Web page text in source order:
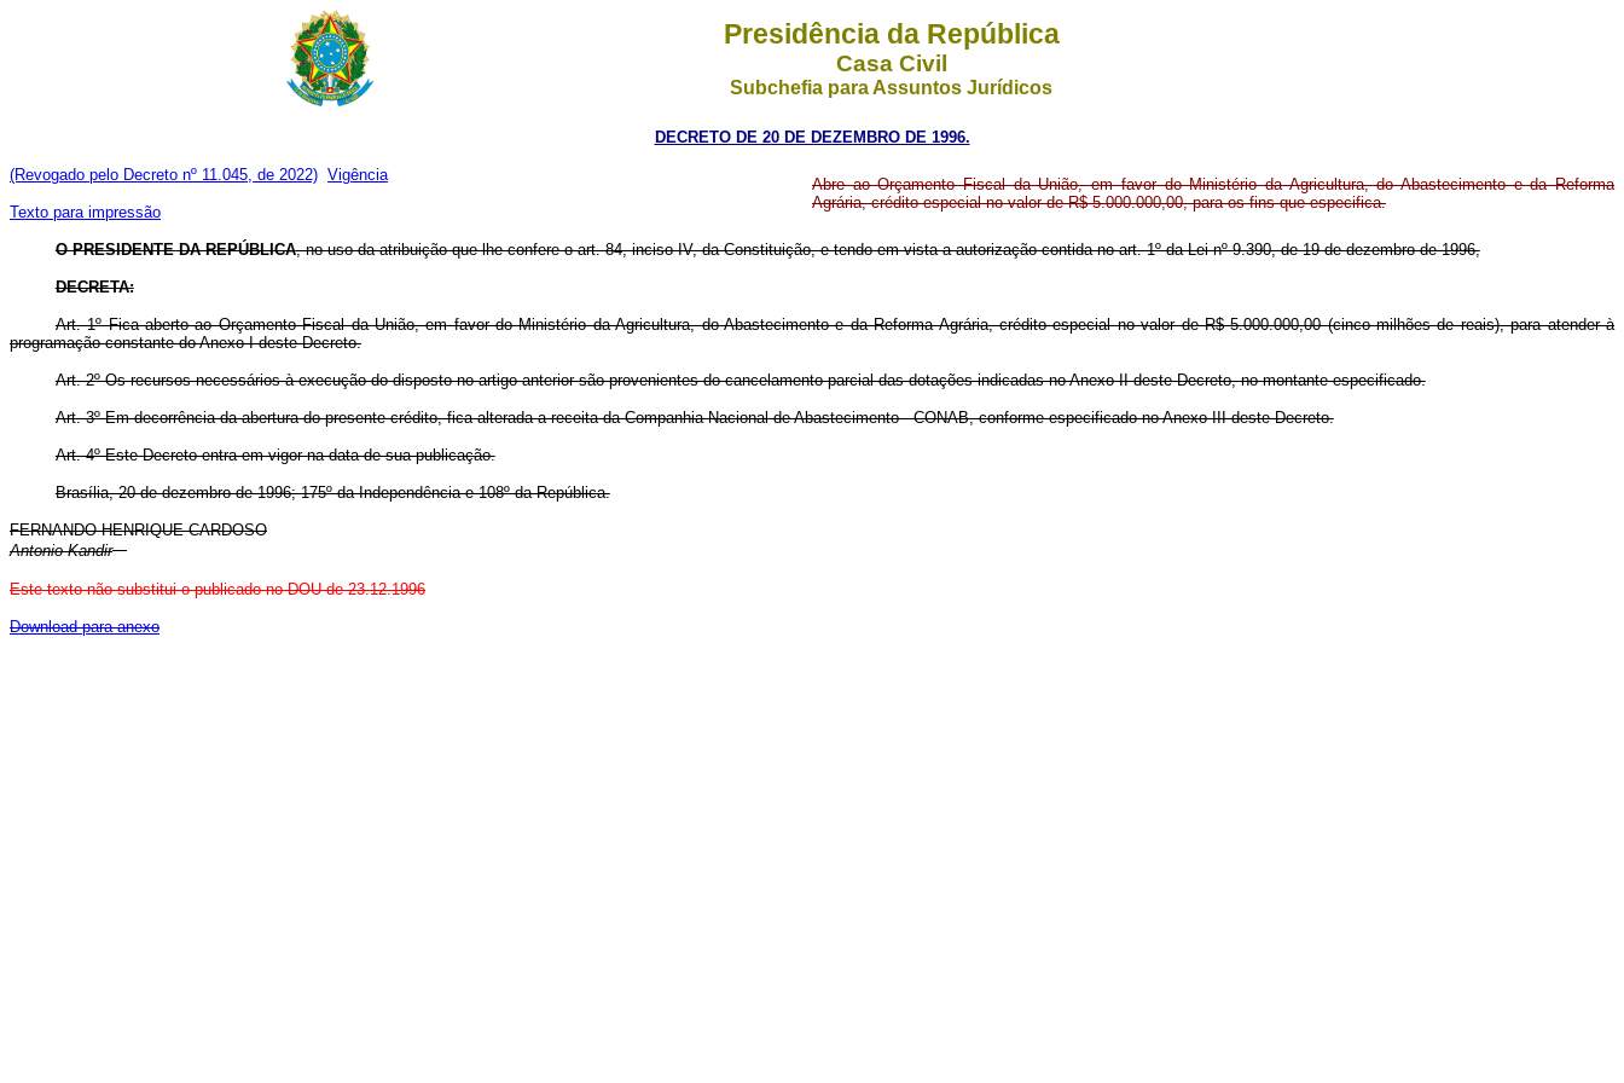
Presidência da República
Casa Civil
Subchefia para Assuntos Jurídicos
DECRETO DE 20 DE DEZEMBRO DE 1996.
(Revogado pelo Decreto nº 11.045, de 2022) Vigência
Texto para impressão
Abre ao Orçamento Fiscal da União, em favor do Ministério da Agricultura, do Abastecimento e da Reforma
Agrária, crédito especial no valor de R$ 5.000.000,00, para os fins que especifica.
O PRESIDENTE DA REPÚBLICA, no uso da atribuição que lhe confere o art. 84, inciso IV, da Constituição, e tendo em vista a autorização contida no art. 1º da Lei nº 9.390, de 19 de dezembro de 1996,
DECRETA:
Art. 1º Fica aberto ao Orçamento Fiscal da União, em favor do Ministério da Agricultura, do Abastecimento e da Reforma Agrária, crédito especial no valor de R$ 5.000.000,00 (cinco milhões de reais), para atender à
programação constante do Anexo I deste Decreto.
Art. 2º Os recursos necessários à execução do disposto no artigo anterior são provenientes do cancelamento parcial das dotações indicadas no Anexo II deste Decreto, no montante especificado.
Art. 3º Em decorrência da abertura do presente crédito, fica alterada a receita da Companhia Nacional de Abastecimento - CONAB, conforme especificado no Anexo III deste Decreto.
Art. 4º Este Decreto entra em vigor na data de sua publicação.
Brasília, 20 de dezembro de 1996; 175º da Independência e 108º da República.
FERNANDO HENRIQUE CARDOSO
Antonio Kandir
Este texto não substitui o publicado no DOU de 23.12.1996
Download para anexo